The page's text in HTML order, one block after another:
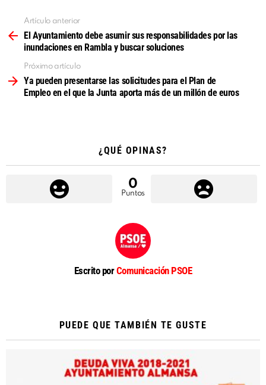
más
Artículo anterior
El Ayuntamiento debe asumir sus responsabilidades por las
inundaciones en Rambla y buscar soluciones
Próximo artículo
Ya pueden presentarse las solicitudes para el Plan de
Empleo en el que la Junta aporta más de un millón de euros
¿QUÉ OPINAS?
0
Puntos
Escrito porComunicación PSOE
PUEDE QUE TAMBIÉN TE GUSTE